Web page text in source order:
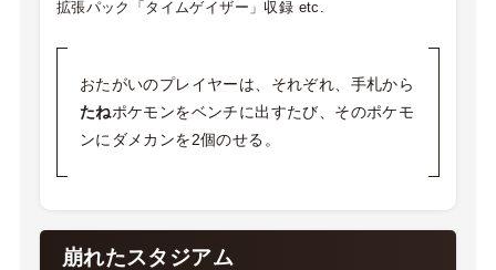
拡張パック「タイムゲイザー」収録 etc.
おたがいのプレイヤーは、それぞれ、手札から
たねポケモンをベンチに出すたび、そのポケモ
ンにダメカンを2個のせる。
崩れたスタジアム